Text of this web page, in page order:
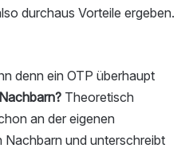
durchaus Vorteile ergeben.
denn ein OTP überhaupt
Nachbarn? Theoretisch
an der eigenen
und unterschreibt